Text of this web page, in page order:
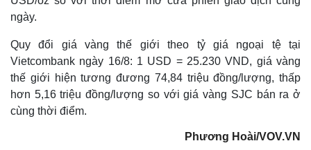
ngày.
Quy đổi giá vàng thế giới theo tỷ giá ngoại tệ tại
Vietcombank ngày 16/8: 1 USD = 25.230 VND, giá vàng
thế giới hiện tương đương 74,84 triệu đồng/lượng, thấp
hơn 5,16 triệu đồng/lượng so với giá vàng SJC bán ra ở
cùng thời điểm.
Phương Hoài/VOV.VN